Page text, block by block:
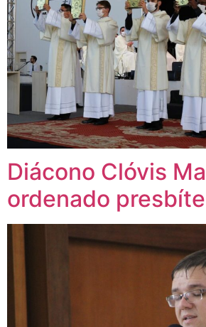
Diácono Clóvis
ordenado